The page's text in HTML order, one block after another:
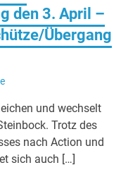
den 3. April –
Übergang
und wechselt
Trotz des
nach Action und
sich auch […]